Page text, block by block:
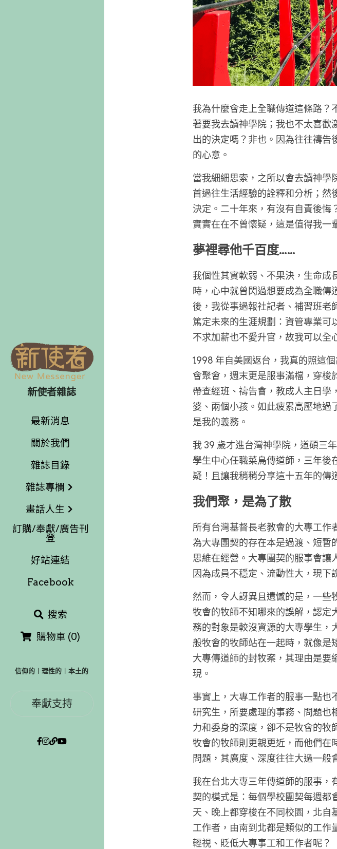
新使者雜誌
最新消息
關於我們
雜誌目錄
雜誌專欄
畫話人生
訂購/奉獻/廣告刊
登
好站連結
Facebook
搜索
購物車 (0)
信仰的︱理性的︱本土的
奉獻支持
我為什麼會走上全職傳道這條路？
著要我去讀神學院；我也不太喜歡
出的決定嗎？非也。因為往往禱告
的心意。
當我細細思索，之所以會去讀神學
首過往生活經驗的詮釋和分析；然
決定。二十年來，有沒有自責後悔
實實在在不曾懷疑，這是值得我一
夢裡尋他千百度……
我個性其實軟弱、不果決，生命成
時，心中就曾閃過想要成為全職傳
後，我從事過報社記者、補習班
篤定未來的生涯規劃：資管專業可
不求加薪也不愛升官，故我可以全
1998 年自美國返台，我真的照這
會聚會，週末更是服事滿檔，穿
帶查經班、禱告會，教成人主日學
婆、兩個小孩。如此疲累高壓地過
是我的義務。
我 39 歲才進台灣神學院，道碩三
學生中心任職菜鳥傳道師，三年後
疑！且讓我稍稍分享這十五年的傳
我們聚，是為了散
所有台灣基督長老教會的大專工作
為大專團契的存在本是過渡、短暫
思維在經營。大專團契的服事會讓
因為成員不穩定、流動性大，現下
然而，令人訝異且遺憾的是，一些
牧會的牧師不知哪來的誤解，認定
務的對象是較沒資源的大專學生，
般牧會的牧師站在一起時，就像是
大專傳道師的封牧案，其理由是要
現。
事實上，大專工作者的服事一點也
研究生，所要處理的事務、問題也
力和委身的深度，卻不是牧會的牧
牧會的牧師則更親更近，而他們在
問題，其廣度、深度往往大過一般
我在台北大專三年傳道師的服事，
契的模式是：每個學校團契每週都
天、晚上都穿梭在不同校園，北自
工作者，由南到北都是類似的工作
輕視、貶低大專事工和工作者呢？